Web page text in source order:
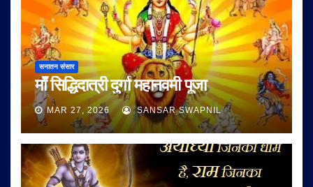
सनातन संसार
माँ सिद्धिदात्री दुर्गा महानवमी पूजा
MAR 27, 2026 SANSAR SWAPNIL